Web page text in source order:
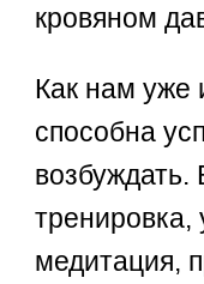
кровяном
Как нам уже
способна
возбуждать.
тренировка,
медитация,